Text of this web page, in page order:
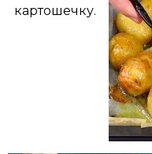
картошечку.